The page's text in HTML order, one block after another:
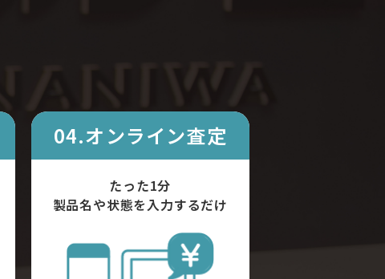
04.オンライン査定
たった1分
製品名や状態を入力するだけ